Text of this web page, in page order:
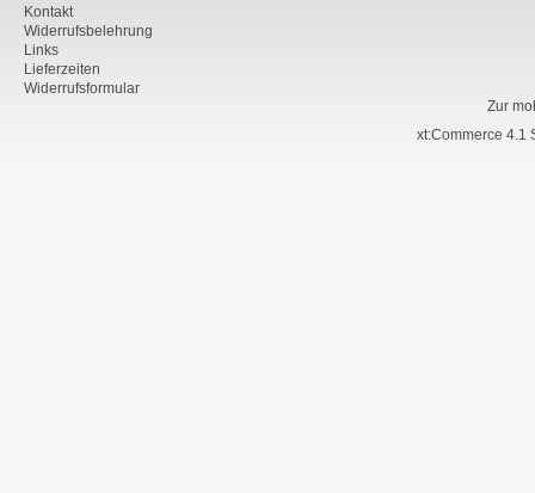
Kontakt
Widerrufsbelehrung
Links
Lieferzeiten
Widerrufsformular
Zur
xt:Commerce 4.1